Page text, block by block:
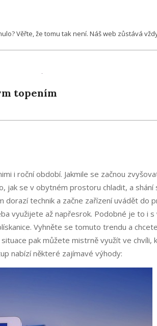
Věřte, že tomu tak není. Náš web zůstává
topením
i roční období. Jakmile se začnou
jak se v obytném prostoru chladit, a shání
dorazí technik a začne zařízení uvádět do
využijete až napřesrok. Podobné je to i
Vyhněte se tomuto trendu a
pak můžete mistrně využít ve chvíli,
nabízí některé zajímavé výhody: